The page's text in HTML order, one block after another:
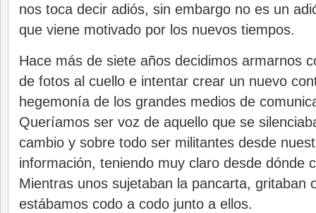
nos toca decir adiós, sin embargo no es un
que viene motivado por los nuevos tiempos.
Hace más de siete años decidimos armarnos
de fotos al cuello e intentar crear un nuevo
hegemonía de los grandes medios de
Queríamos ser voz de aquello que se
cambio y sobre todo ser militantes desde
información, teniendo muy claro desde dónde
Mientras unos sujetaban la pancarta, gritaban
estábamos codo a codo junto a ellos.